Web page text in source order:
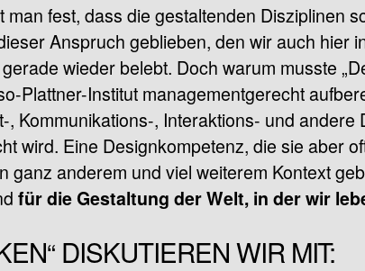
fest, dass die gestaltenden Disziplinen
Anspruch geblieben, den wir auch hier
gerade wieder belebt. Doch warum musste
Plattner-Institut managementgerecht
Kommunikations-, Interaktions- und
wird. Eine Designkompetenz, die sie aber
ganz anderem und viel weiterem Kontext
für die Gestaltung der Welt, in der wir
DISKUTIEREN WIR MIT: